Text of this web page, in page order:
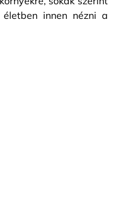
innen nézni a